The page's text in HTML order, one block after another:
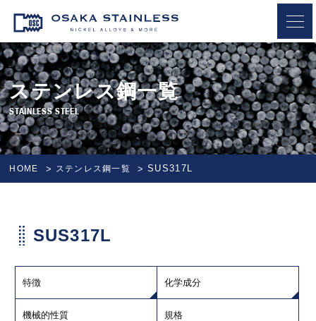
OSAKA STAINLESS
ステンレス鋼一覧
STAINLESS STEEL
HOME ステンレス鋼一覧 SUS317L
SUS317L
特徴 化学成分
機械的性質 規格